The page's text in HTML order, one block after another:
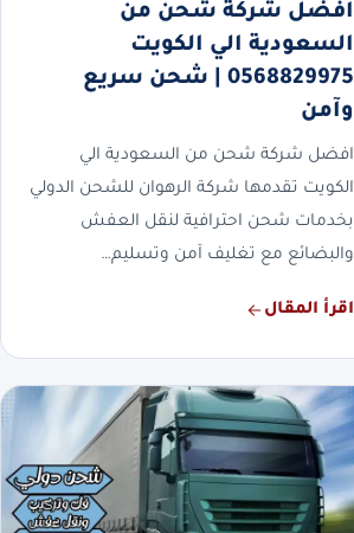
افضل شركة شحن من
السعودية الي الكويت
0568829975 | شحن سريع
وآمن
افضل شركة شحن من السعودية الي
الكويت تقدمها شركة الرهوان للشحن الدولي
بخدمات شحن احترافية لنقل العفش
والبضائع مع تغليف آمن وتسليم…
اقرأ المقال